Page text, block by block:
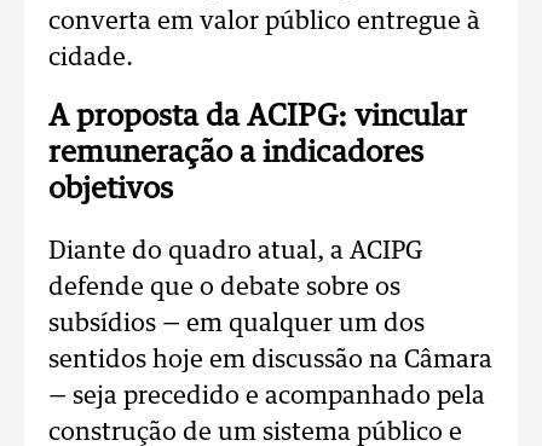
converta em valor público entregue à
cidade.
A proposta da ACIPG: vincular
remuneração a indicadores
objetivos
Diante do quadro atual, a ACIPG
defende que o debate sobre os
subsídios — em qualquer um dos
sentidos hoje em discussão na Câmara
— seja precedido e acompanhado pela
construção de um sistema público e